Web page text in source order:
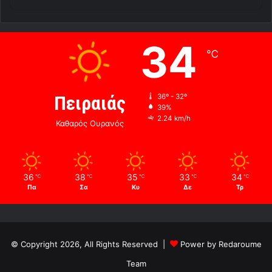
Πειραιάς
Καθαρός Ουρανός
34 ℃
36º - 32º
39%
2.24 km/h
36 ℃
Πα
38 ℃
Σα
35 ℃
Κυ
33 ℃
Δε
34 ℃
Τρ
© Copyright 2026, All Rights Reserved |
Power by Redaroume
Team